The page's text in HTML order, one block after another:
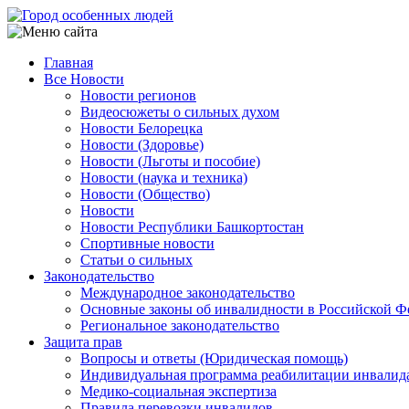
Перейти
к
содержанию
Main
navigation
Главная
Все Новости
Новости регионов
Видеосюжеты о сильных духом
Новости Белорецка
Новости (Здоровье)
Новости (Льготы и пособие)
Новости (наука и техника)
Новости (Общество)
Новости
Новости Республики Башкортостан
Спортивные новости
Статьи о сильных
Законодательство
Международное законодательство
Основные законы об инвалидности в Российской
Региональное законодательство
Защита прав
Вопросы и ответы (Юридическая помощь)
Индивидуальная программа реабилитации
Медико-социальная экспертиза